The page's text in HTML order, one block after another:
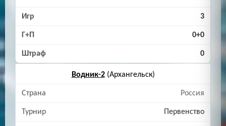
3
0+0
0
Водник-2(Архангельск)
Россия
Первенство